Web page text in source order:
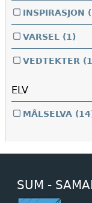
INSPIRASJON
VARSEL (1)
VEDTEKTER
ELV
MÅLSELVA
SUM -